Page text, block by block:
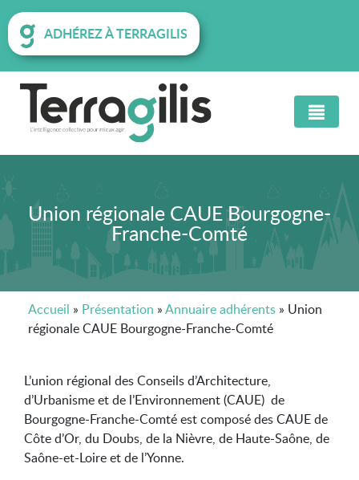
ADHÉREZ À TERRAGILIS
Union régionale CAUE Bourgogne-
Franche-Comté
Accueil » Présentation »Annuaire adhérents » Union
régionale CAUE Bourgogne-Franche-Comté
L’union régional des Conseils d’Architecture,
d’Urbanisme et de l’Environnement (CAUE) de
Bourgogne-Franche-Comté est composé des CAUE de
Côte d’Or, du Doubs, de la Nièvre, de Haute-Saône, de
Saône-et-Loire et de l’Yonne.